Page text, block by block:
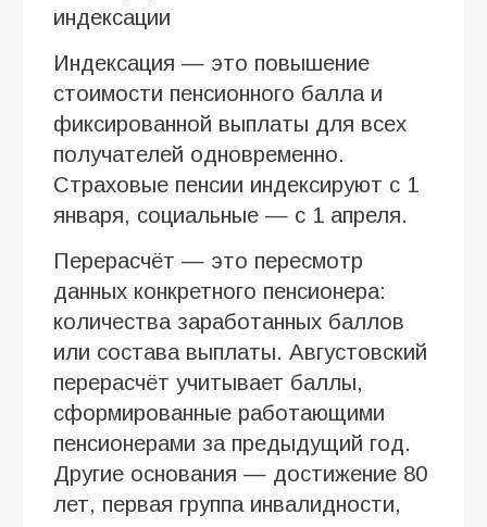
индексации
Индексация — это повышение
стоимости пенсионного балла и
фиксированной выплаты для всех
получателей одновременно.
Страховые пенсии индексируют с 1
января, социальные — с 1 апреля.
Перерасчёт — это пересмотр
данных конкретного пенсионера:
количества заработанных баллов
или состава выплаты. Августовский
перерасчёт учитывает баллы,
сформированные работающими
пенсионерами за предыдущий год.
Другие основания — достижение 80
лет, первая группа инвалидности,